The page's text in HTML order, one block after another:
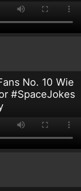
No. 10 Wie
#SpaceJokes